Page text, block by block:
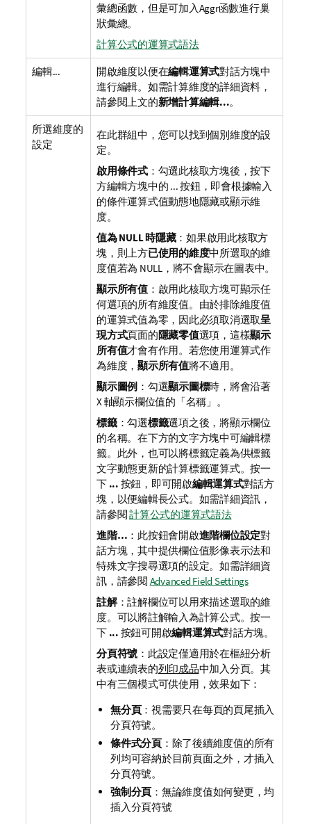
彙總函數，但是可加入Aggr函數進行巢
狀彙總。
計算公式的運算式語法
編輯... 開啟維度以便在編輯運算式對話方塊中
進行編輯。如需計算維度的詳細資料，
請參閱上文的新增計算編輯...。
所選維度的
設定
在此群組中，您可以找到個別維度的設
定。
啟用條件式：勾選此核取方塊後，按下
方編輯方塊中的 ... 按鈕，即會根據輸入
的條件運算式值動態地隱藏或顯示維
度。
值為 NULL 時隱藏：如果啟用此核取方
塊，則上方已使用的維度中所選取的維
度值若為 NULL，將不會顯示在圖表中。
顯示所有值：啟用此核取方塊可顯示任
何選項的所有維度值。由於排除維度值
的運算式值為零，因此必須取消選取呈
現方式頁面的隱藏零值選項，這樣顯示
所有值才會有作用。若您使用運算式作
為維度， 顯示所有值將不適用。
顯示圖例 ：勾選顯示圖標時，將會沿著
X 軸顯示欄位值的「名稱」。
標籤：勾選標籤選項之後，將顯示欄位
的名稱。在下方的文字方塊中可編輯標
籤。此外，也可以將標籤定義為供標籤
文字動態更新的計算標籤運算式。按一
下 ... 按鈕，即可開啟編輯運算式對話方
塊，以便編輯長公式。 如需詳細資訊，
請參閱計算公式的運算式語法
進階… ：此按鈕會開啟進階欄位設定對
話方塊，其中提供欄位值影像表示法和
特殊文字搜尋選項的設定。 如需詳細資
訊，請參閱 Advanced Field Settings
註解：註解欄位可以用來描述選取的維
度。可以將註解輸入為計算公式。按一
下 ... 按鈕可開啟編輯運算式對話方塊。
分頁符號 ：此設定僅適用於在樞紐分析
表或連續表的列印成品中加入分頁。其
中有三個模式可供使用，效果如下：
無分頁：視需要只在每頁的頁尾插入
分頁符號。
條件式分頁：除了後續維度值的所有
列均可容納於目前頁面之外，才插入
分頁符號。
強制分頁 ：無論維度值如何變更，均
插入分頁符號